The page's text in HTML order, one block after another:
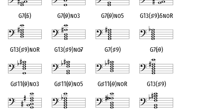
G7(♭5) G7(♭9)no3 G7(♭9)no5 G13(♯9)♭5noR
G13(♯9)noR G13(♯9)no♭7 G7(♯9) G7(♭9)
G♯11(♭9)no3 G♯11(♭9)no5 G♯11(♭9)noR G13(♯9)